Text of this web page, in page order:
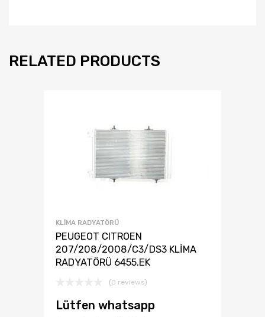
RELATED PRODUCTS
KLIMA RADYATÖRÜ
PEUGEOT CITROEN
207/208/2008/C3/DS3 KLİMA
RADYATÖRÜ 6455.EK
(0 reviews)
Lütfen whatsapp